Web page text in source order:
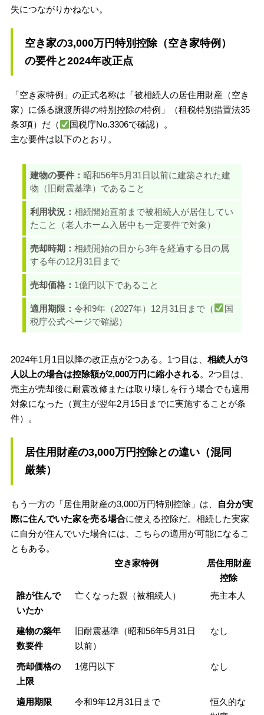
失につながりかねない。
空き家の3,000万円特別控除（空き家特例）
の要件と2024年改正点
「空き家特例」の正式名称は「被相続人の居住用財産（空き
家）に係る譲渡所得の特別控除の特例」（租税特別措置法35
条3項）だ（
国税庁No.3306で確認）。
主な要件は以下のとおり。
建物の要件： 昭和56年5月31日以前に建築された建
物（旧耐震基準）であること
利用状況：相続開始直前まで被相続人が居住してい
たこと（老人ホーム入居中も一定要件で対象）
売却時期：相続開始の日から3年を経過する日の属
する年の12月31日まで
売却価格： 1億円以下であること
適用期限：令和9年（2027年）12月31日まで（
国
税庁公式ページで確認）
2024年1月1日以降の改正点が2つある。1つ目は、 相続人が3
人以上の場合は控除額が2,000万円に縮小される。2つ目は、
売主が売却後に耐震改修または取り壊しを行う場合でも適用
対象になった（買主が翌年2月15日までに実施することが条
件）。
居住用財産の3,000万円控除との違い（混同
厳禁）
もう一方の「居住用財産の3,000万円特別控除」は、
自分が実
際に住んでいた家を売る場合に使える控除だ。相続した実家
に自分が住んでいた場合には、こちらの適用が可能になるこ
ともある。
空き家特例
居住用財産
控除
誰が住んで
いたか
亡くなった親（被相続人） 売主本人
建物の築年
数要件
旧耐震基準（昭和56年5月31日
以前）
なし
売却価格の
上限
1億円以下 なし
適用期限 令和9年12月31日まで
恒久的な